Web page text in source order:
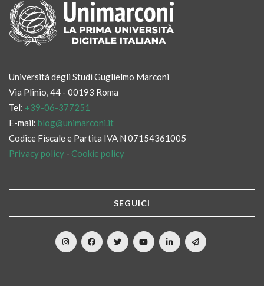
Università degli Studi Guglielmo Marconi
Via Plinio, 44 - 00193 Roma
Tel: +39-06-377251
E-mail: blog@unimarconi.it
Codice Fiscale e Partita IVA N 07154361005
Privacy policy - Cookie policy
SEGUICI